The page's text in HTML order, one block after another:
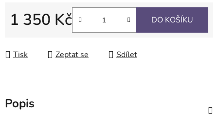
1 350 Kč DO KOŠÍKU
Tisk Zeptat se Sdílet
Popis